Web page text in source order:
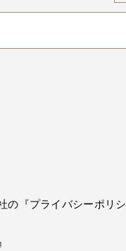
の『プライバシーポリシ